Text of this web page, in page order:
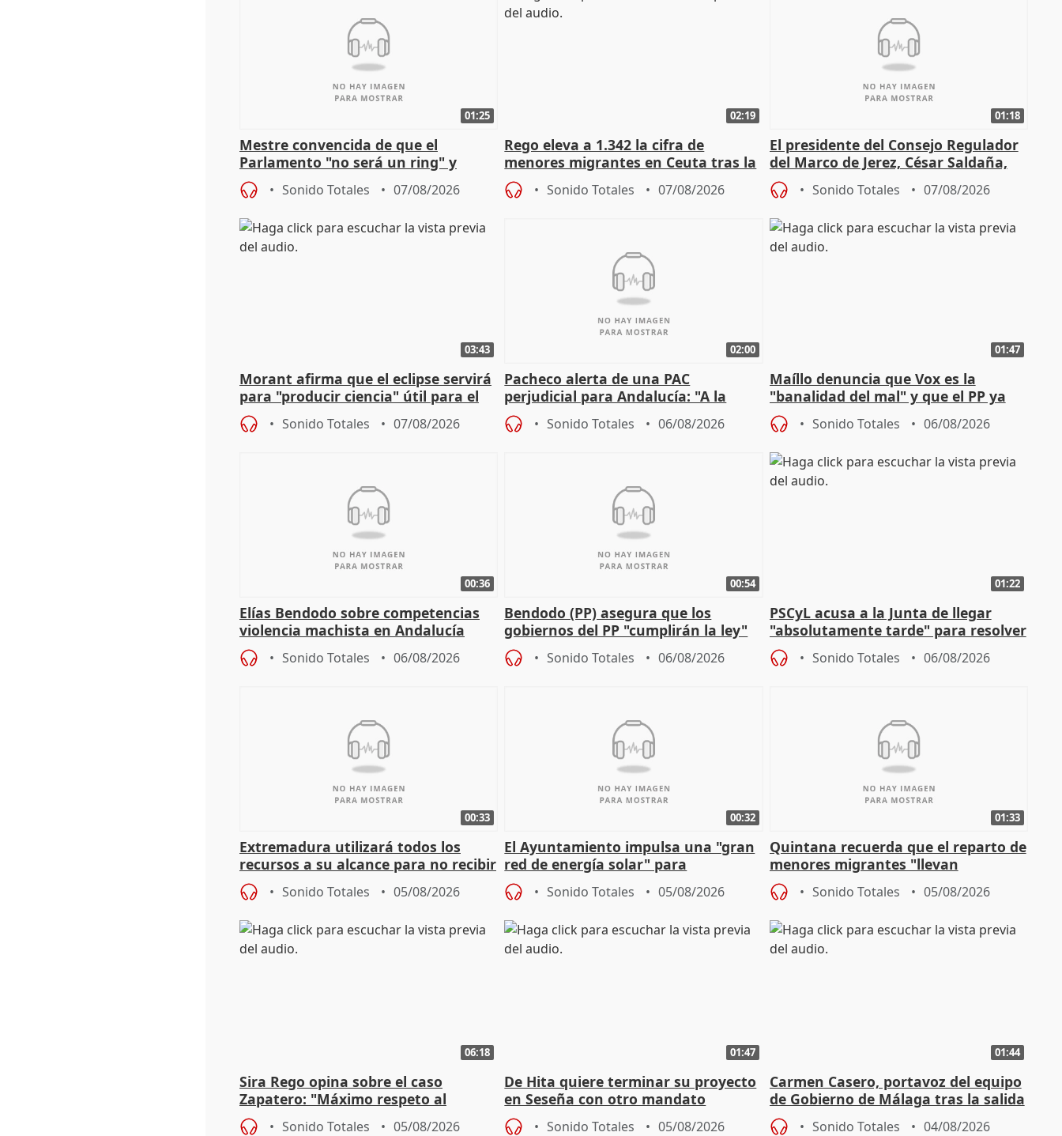
01:25
Mestre convencida de que el
Parlamento "no será un ring" y
defiende "estabilidad" del pacto con
Vox
Sonido Totales 07/08/2026
02:19
Rego eleva a 1.342 la cifra de
menores migrantes en Ceuta tras la
entrada masiva
Sonido Totales 07/08/2026
01:18
El presidente del Consejo Regulador
del Marco de Jerez, César Saldaña,
sobre exportaciones
Sonido Totales 07/08/2026
03:43
Morant afirma que el eclipse servirá
para "producir ciencia" útil para el
resto del mundo
Sonido Totales 07/08/2026
02:00
Pacheco alerta de una PAC
perjudicial para Andalucía: "A la
agricultura hay que protegerla"
Sonido Totales 06/08/2026
01:47
Maíllo denuncia que Vox es la
"banalidad del mal" y que el PP ya
asume todas sus tesis
Sonido Totales 06/08/2026
00:36
Elías Bendodo sobre competencias
violencia machista en Andalucía
Sonido Totales 06/08/2026
00:54
Bendodo (PP) asegura que los
gobiernos del PP "cumplirán la ley"
sobre los menores migrantes
Sonido Totales 06/08/2026
01:22
PSCyL acusa a la Junta de llegar
"absolutamente tarde" para resolver
problemas como Newcastle
Sonido Totales 06/08/2026
00:33
Extremadura utilizará todos los
recursos a su alcance para no recibir
más menores migrantes
Sonido Totales 05/08/2026
00:32
El Ayuntamiento impulsa una "gran
red de energía solar" para
autoconsumo
Sonido Totales 05/08/2026
01:33
Quintana recuerda que el reparto de
menores migrantes "llevan
aportación del Gobierno" central
Sonido Totales 05/08/2026
06:18
Sira Rego opina sobre el caso
Zapatero: "Máximo respeto al
proceso judicial"
Sonido Totales 05/08/2026
01:47
De Hita quiere terminar su proyecto
en Seseña con otro mandato
Sonido Totales 05/08/2026
01:44
Carmen Casero, portavoz del equipo
de Gobierno de Málaga tras la salida
de Pérez de Siles
Sonido Totales 04/08/2026